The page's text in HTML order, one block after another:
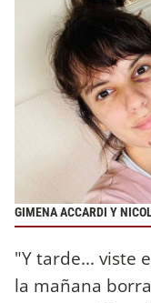
GIMENA ACCARDI Y
"Y tarde... viste
la mañana